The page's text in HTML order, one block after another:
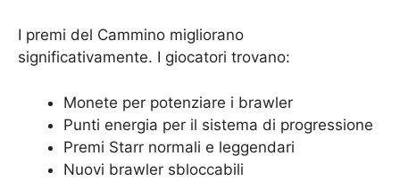
I premi del Cammino migliorano
significativamente. I giocatori trovano:
Monete per potenziare i brawler
Punti energia per il sistema di progressione
Premi Starr normali e leggendari
Nuovi brawler sbloccabili